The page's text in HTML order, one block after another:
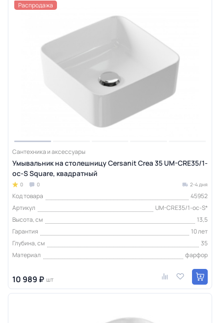
Распродажа
Сантехника и аксессуары
Умывальник на столешницу Cersanit Crea 35 UM-CRE35/1-
oc-S Square, квадратный
0 0 2-4 дня
Код товара
45952
Артикул
UM-CRE35/1-oc-S*
Высота, см
13,5
Гарантия
10 лет
Глубина, см
35
Материал
фарфор
10 989 ₽ шт